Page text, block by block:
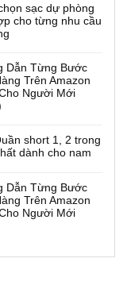
sạc dự phòng
cho từng nhu cầu
Dẫn Từng Bước
Trên Amazon
Người Mới
short 1, 2 trong
dành cho nam
Dẫn Từng Bước
Trên Amazon
Người Mới